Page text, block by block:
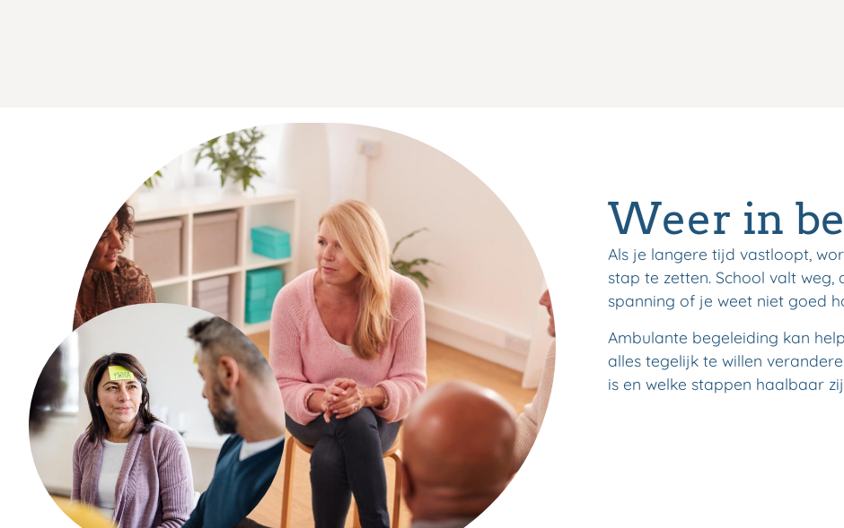
Weer in
Als je langere tijd vastloopt,
stap te zetten. School valt
spanning of je weet niet goed
Ambulante begeleiding kan
alles tegelijk te willen
is en welke stappen haalbaar